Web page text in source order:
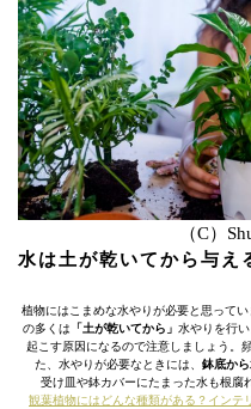
（C）
水は土が乾いてから与え
植物にはこまめな水やりが必要と思って
の多くは 「土が乾いてから」 水やりを行
起こす原因になるので注意しましょう。
た、水やりが必要なときには、 鉢底か
受け皿や鉢カバーにたまった水も根腐
観葉植物にはどんな種類がある？インテ